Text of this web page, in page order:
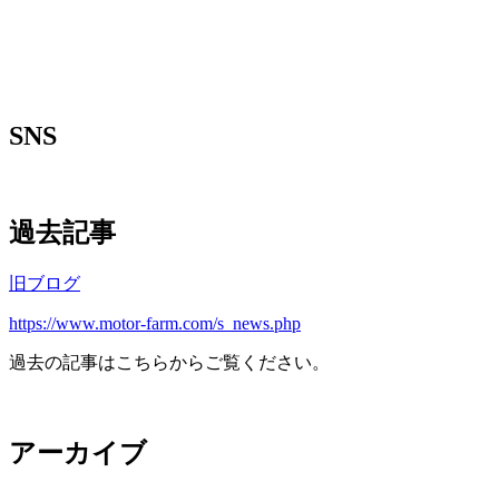
SNS
過去記事
旧ブログ
https://www.motor-farm.com/s_news.php
過去の記事はこちらからご覧ください。
アーカイブ